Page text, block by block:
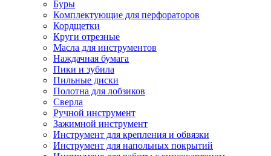
Буры
Комплектующие для перфораторов
Кордщетки
Круги отрезные
Масла для инструментов
Наждачная бумага
Пики и зубила
Пильные диски
Полотна для лобзиков
Сверла
Ручной инструмент
Зажимной инструмент
Инструмент для крепления и обвязки
Инструмент для напольных покрытий